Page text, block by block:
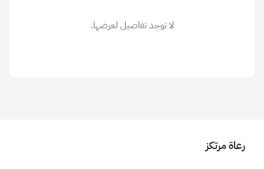
لا توجد تفاصيل لعرضها.
رعاة مرتكز